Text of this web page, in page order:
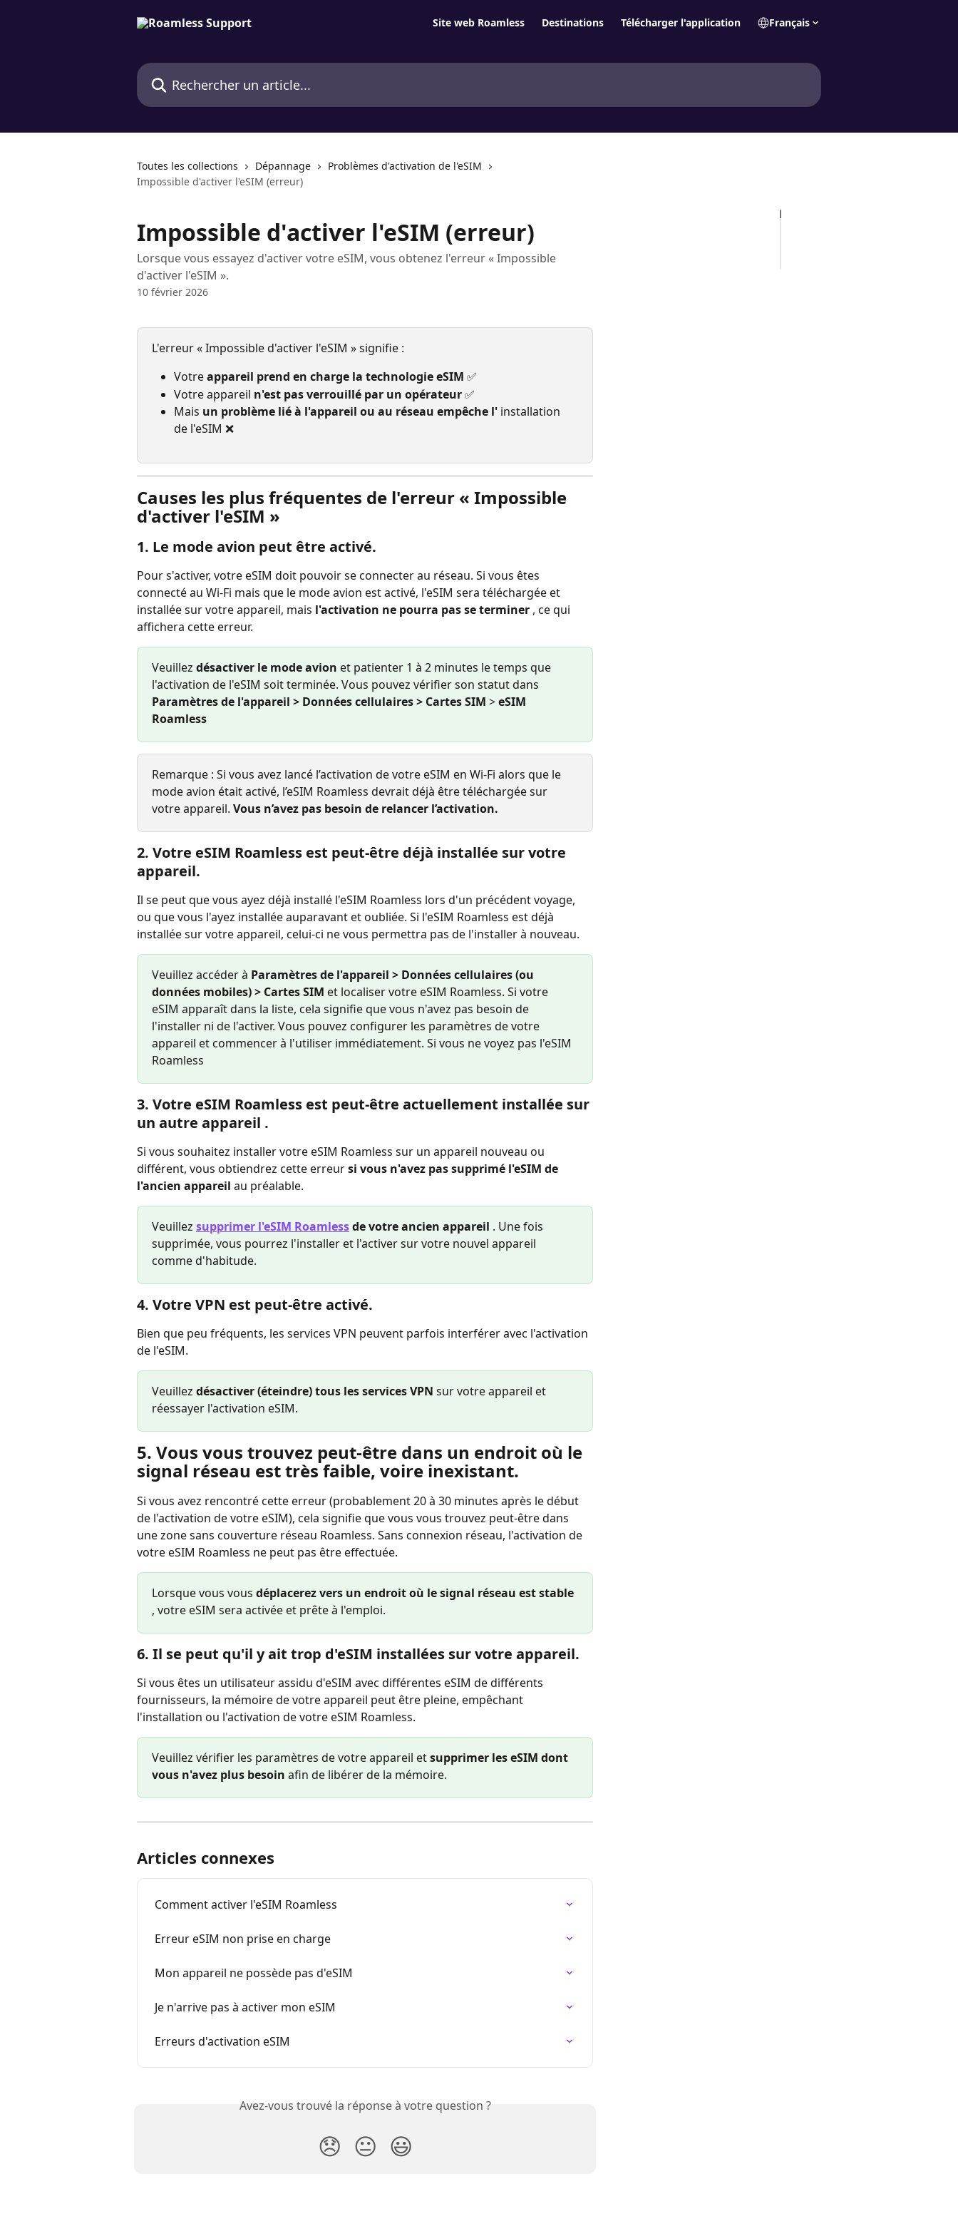
Site web Roamless Destinations Télécharger l'application Français
Rechercher un article...
Toutes les collections Dépannage
Problèmes d'activation de l'eSIM
Impossible d'activer l'eSIM (erreur)
Impossible d'activer l'eSIM (erreur)
Lorsque vous essayez d'activer votre eSIM, vous obtenez l'erreur « Impossible
d'activer l'eSIM ».
10 février 2026
L'erreur « Impossible d'activer l'eSIM » signifie :
Votre appareil prend en charge la technologie eSIM ✅
Votre appareil n'est pas verrouillé par un opérateur ✅
Mais un problème lié à l'appareil ou au réseau empêche l' installation
de l'eSIM ❌
Causes les plus fréquentes de l'erreur « Impossible
d'activer l'eSIM »
1. Le mode avion peut être activé.
Pour s'activer, votre eSIM doit pouvoir se connecter au réseau. Si vous êtes
connecté au Wi-Fi mais que le mode avion est activé, l'eSIM sera téléchargée et
installée sur votre appareil, mais l'activation ne pourra pas se terminer , ce qui
affichera cette erreur.
Veuillez désactiver le mode avion et patienter 1 à 2 minutes le temps que
l'activation de l'eSIM soit terminée. Vous pouvez vérifier son statut dans
Paramètres de l'appareil > Données cellulaires > Cartes SIM > eSIM
Roamless
Remarque : Si vous avez lancé l’activation de votre eSIM en Wi-Fi alors que le
mode avion était activé, l’eSIM Roamless devrait déjà être téléchargée sur
votre appareil. Vous n’avez pas besoin de relancer l’activation.
2. Votre eSIM Roamless est peut-être déjà installée sur votre
appareil.
Il se peut que vous ayez déjà installé l'eSIM Roamless lors d'un précédent voyage,
ou que vous l'ayez installée auparavant et oubliée. Si l'eSIM Roamless est déjà
installée sur votre appareil, celui-ci ne vous permettra pas de l'installer à nouveau.
Veuillez accéder à Paramètres de l'appareil > Données cellulaires (ou
données mobiles) > Cartes SIM et localiser votre eSIM Roamless. Si votre
eSIM apparaît dans la liste, cela signifie que vous n'avez pas besoin de
l'installer ni de l'activer. Vous pouvez configurer les paramètres de votre
appareil et commencer à l'utiliser immédiatement. Si vous ne voyez pas l'eSIM
Roamless
3. Votre eSIM Roamless est peut-être actuellement installée sur
un autre appareil .
Si vous souhaitez installer votre eSIM Roamless sur un appareil nouveau ou
différent, vous obtiendrez cette erreur si vous n'avez pas supprimé l'eSIM de
l'ancien appareil au préalable.
Veuillez supprimer l'eSIM Roamless de votre ancien appareil . Une fois
supprimée, vous pourrez l'installer et l'activer sur votre nouvel appareil
comme d'habitude.
4. Votre VPN est peut-être activé.
Bien que peu fréquents, les services VPN peuvent parfois interférer avec l'activation
de l'eSIM.
Veuillez désactiver (éteindre) tous les services VPN sur votre appareil et
réessayer l'activation eSIM.
5. Vous vous trouvez peut-être dans un endroit où le
signal réseau est très faible, voire inexistant.
Si vous avez rencontré cette erreur (probablement 20 à 30 minutes après le début
de l'activation de votre eSIM), cela signifie que vous vous trouvez peut-être dans
une zone sans couverture réseau Roamless. Sans connexion réseau, l'activation de
votre eSIM Roamless ne peut pas être effectuée.
Lorsque vous vous déplacerez vers un endroit où le signal réseau est stable
, votre eSIM sera activée et prête à l'emploi.
6. Il se peut qu'il y ait trop d'eSIM installées sur votre appareil.
Si vous êtes un utilisateur assidu d'eSIM avec différentes eSIM de différents
fournisseurs, la mémoire de votre appareil peut être pleine, empêchant
l'installation ou l'activation de votre eSIM Roamless.
Veuillez vérifier les paramètres de votre appareil et supprimer les eSIM dont
vous n'avez plus besoin afin de libérer de la mémoire.
Articles connexes
Comment activer l'eSIM Roamless
Erreur eSIM non prise en charge
Mon appareil ne possède pas d'eSIM
Je n'arrive pas à activer mon eSIM
Erreurs d'activation eSIM
Avez-vous trouvé la réponse à votre question ?
😞 😐 😃